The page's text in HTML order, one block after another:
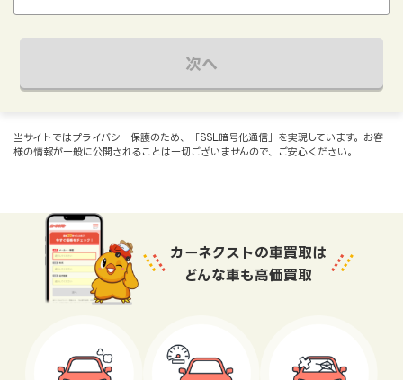
次へ
当サイトではプライバシー保護のため、「SSL暗号化通信」を実現しています。お客
様の情報が一般に公開されることは一切ございませんので、ご安心ください。
カーネクストの車買取は
どんな車も高価買取